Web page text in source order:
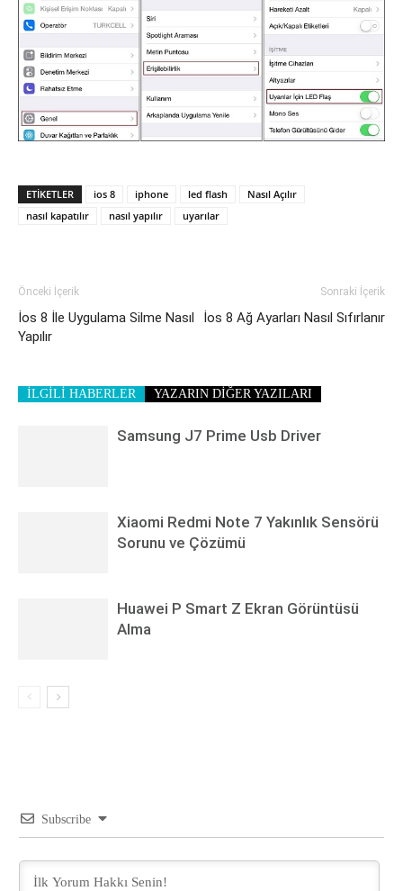
ETIKETLER ios 8 iphone led flash
Nasıl Açılır
nasıl kapatılır
nasıl yapılır uyarılar
Önceki İçerik
İos 8 İle Uygulama Silme Nasıl
Yapılır
Sonraki İçerik
İos 8 Ağ Ayarları Nasıl Sıfırlanır
İLGİLİ HABERLER YAZARIN DİĞER YAZILARI
Samsung J7 Prime Usb Driver
Xiaomi Redmi Note 7 Yakınlık Sensörü
Sorunu ve Çözümü
Huawei P Smart Z Ekran Görüntüsü
Alma
Subscribe